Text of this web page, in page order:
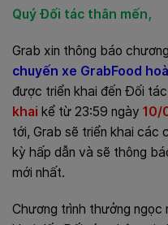
Quý Đối tác thân mến,
Grab xin thông báo
chuyến xe GrabFood
được triển khai đến Đối
khai kể từ 23:59 ngày 10/
tới, Grab sẽ triển khai các
kỳ hấp dẫn và sẽ thông
mới nhất.
Chương trình thưởng ngọc